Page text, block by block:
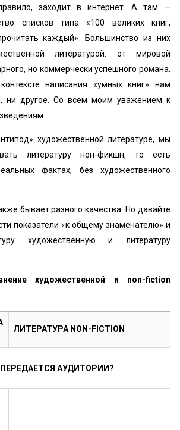
заходит в интернет. А там —
списков типа «100 великих книг,
каждый». Большинство из них
литературой: от мировой
но коммерчески успешного романа.
написания «умных книг» нам
ни другое. Со всем моим уважением к
художественной литературе, мы
литературу нон-фикшн, то есть
фактах, без художественного
бывает разного качества. Но давайте
показатели «к общему знаменателю‎» и
художественную и литературу
художественной и non-fiction
ЛИТЕРАТУРА NON-FICTION
АУДИТОРИИ?